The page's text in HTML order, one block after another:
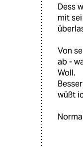
Dess
mit
Von
ab -
Woll.
wüßt